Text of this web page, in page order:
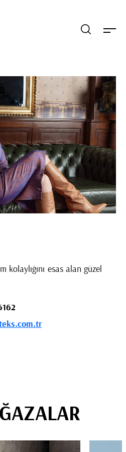
kolaylığını esas alan güzel
Eğlence